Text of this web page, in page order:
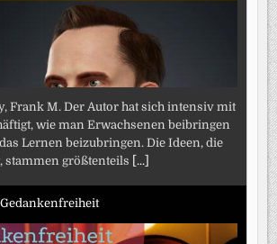
Frank M. Der Autor hat sich intensiv mit
wie man Erwachsenen beibringen
Lernen beizubringen. Die Ideen, die
stammen größtenteils [...]